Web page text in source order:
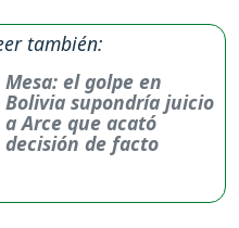
también:
Mesa: el golpe en
Bolivia supondría juicio
a Arce que acató
decisión de facto